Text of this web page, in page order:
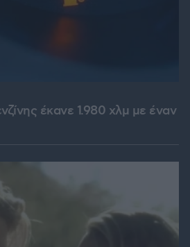
έκανε 1.980 χλμ με έναν